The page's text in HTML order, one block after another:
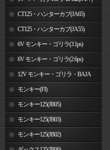
CT125・ハンターカブ(JA65)
CT125・ハンターカブ(JA55)
6V モンキー・ゴリラ(3.1ps)
6V モンキー・ゴリラ(2.6ps)
12V モンキー・ゴリラ・BAJA
モンキー(FI)
モンキー125(JB05)
モンキー125(JB03)
モンキー125(JB02)